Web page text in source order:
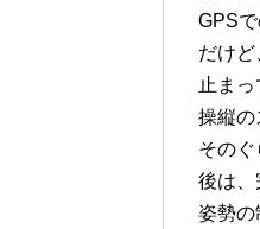
GPS
だけ
止ま
操縦の
そのぐ
後は、
姿勢の